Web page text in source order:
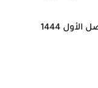
1444